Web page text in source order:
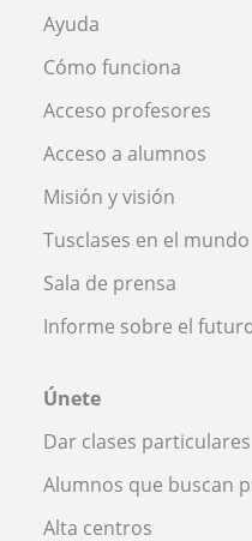
Ayuda
Cómo funciona
Acceso profesores
Acceso a alumnos
Misión y visión
Tusclases en el mundo
Sala de prensa
Informe sobre el
Únete
Dar clases particulares
Alumnos que buscan
Alta centros